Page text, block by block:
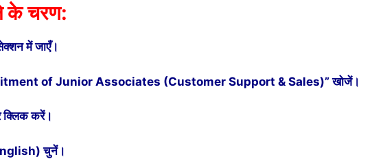
के चरण:
में जाएँ।
of Junior Associates (Customer Support & Sales)” खोजें।
करें।
चुनें।